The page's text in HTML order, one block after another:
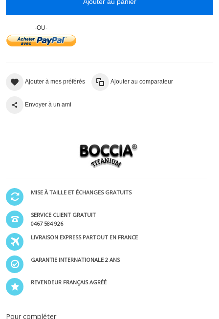
Ajouter au panier
-OU-
Ajouter à mes préférés Ajouter au comparateur
Envoyer à un ami
MISE À TAILLE ET ÉCHANGES GRATUITS
SERVICE CLIENT GRATUIT
0467 584 926
LIVRAISON EXPRESS PARTOUT EN FRANCE
GARANTIE INTERNATIONALE 2 ANS
REVENDEUR FRANÇAIS AGRÉÉ
Pour compléter